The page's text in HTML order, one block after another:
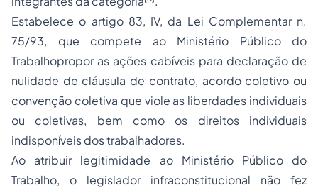
Estabelece o artigo 83, IV, da Lei Complementar n.
75/93, que compete ao Ministério Público do
Trabalhopropor as ações cabíveis para declaração de
nulidade de cláusula de contrato, acordo coletivo ou
convenção coletiva que viole as liberdades individuais
ou coletivas, bem como os direitos individuais
indisponíveis dos trabalhadores.
Ao atribuir legitimidade ao Ministério Público do
Trabalho, o legislador infraconstitucional não fez